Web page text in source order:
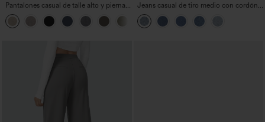
Pantalones casual de talle alto y pierna
recta con tacto de lino y bolsillos
+5
Jeans casual de tiro medio con cordón y
bolsillos